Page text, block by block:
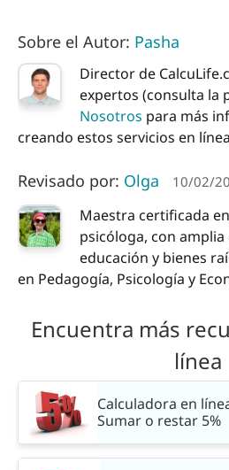
Sobre el Autor: Pasha
Director de
expertos (consulta la
Nosotros para más
creando estos servicios en
Revisado por: Olga 10/02/
Maestra certificada
psicóloga, con
educación y bienes
en Pedagogía, Psicología y
Encuentra más
línea
Calculadora en
Sumar o restar 5%